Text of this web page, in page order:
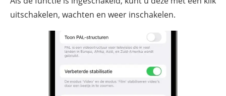
uitschakelen, wachten en weer inschakelen.